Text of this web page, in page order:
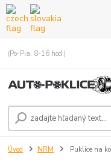
(Po-Pia, 8-16 hod.)
Úvod NRM Puklice na